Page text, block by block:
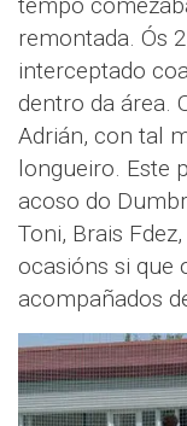
remontada. Ós
interceptado
dentro da área.
Adrián, con tal
longueiro. Este
acoso do
Toni, Brais
ocasións si que
acompañados